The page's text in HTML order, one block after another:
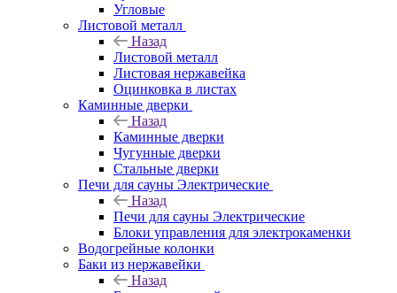
Угловые
Листовой металл
Назад
Листовой металл
Листовая нержавейка
Оцинковка в листах
Каминные дверки
Назад
Каминные дверки
Чугунные дверки
Стальные дверки
Печи для сауны Электрические
Назад
Печи для сауны Электрические
Блоки управления для электрокаменки
Водогрейные колонки
Баки из нержавейки
Назад